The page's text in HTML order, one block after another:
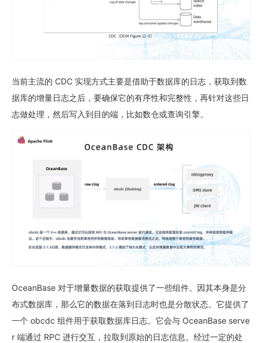
当前主流的 CDC 实现方式主要是借助于数据库的日志，获取到数
据库的增量日志之后，要确保它的有序性和完整性，再针对这些日
志做处理，然后写入到目的端，比如数仓或查询引擎。
OceanBase 对于增量数据的获取提供了一些组件。因其本身是分
布式数据库，那么它的数据在落到日志时也是分散状态。它提供了
一个 obcdc 组件用于获取数据库日志。它会与 OceanBase serve
r 端通过 RPC 进行交互，拉取到原始的日志信息。经过一定的处